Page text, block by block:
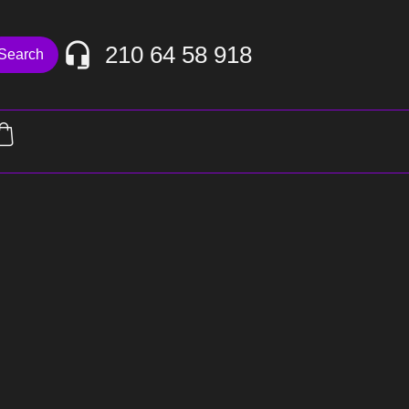
210 64 58 918